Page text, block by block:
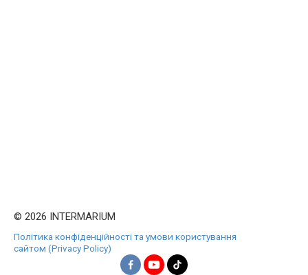
© 2026 INTERMARIUM
Політика конфіденційності та умови користування
сайтом (Privacy Policy)